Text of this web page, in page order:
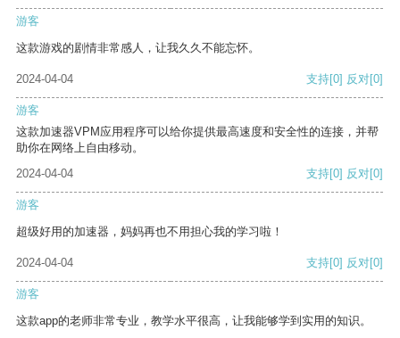
游客
这款游戏的剧情非常感人，让我久久不能忘怀。
2024-04-04 支持[0] 反对[0]
游客
这款加速器VPM应用程序可以给你提供最高速度和安全性的连接，并帮
助你在网络上自由移动。
2024-04-04
支持[0] 反对[0]
游客
超级好用的加速器，妈妈再也不用担心我的学习啦！
2024-04-04 支持[0] 反对[0]
游客
这款app的老师非常专业，教学水平很高，让我能够学到实用的知识。